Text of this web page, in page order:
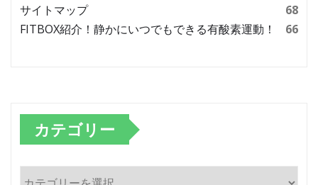
サイトマップ
68
FITBOX紹介！静かにいつでもできる有酸素運動！
66
カテゴリー